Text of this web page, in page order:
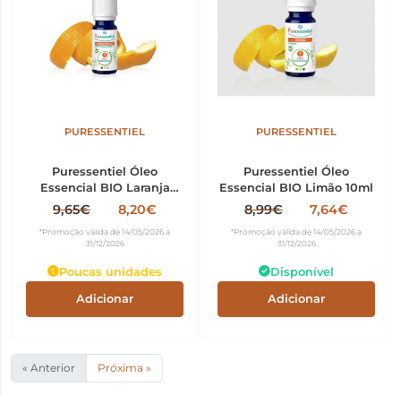
PURESSENTIEL
Puressentiel Óleo
Essencial BIO Laranja
Doce 10ml
9,65€ 8,20€
*Promoção válida de 14/05/2026 a
31/12/2026
Poucas unidades
Adicionar
PURESSENTIEL
Puressentiel Óleo
Essencial BIO Limão 10ml
8,99€ 7,64€
*Promoção válida de 14/05/2026 a
31/12/2026
Disponível
Adicionar
« Anterior Próxima »